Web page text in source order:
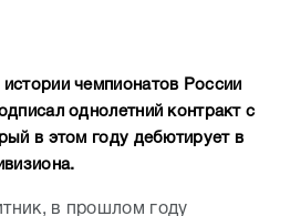
чемпионатов России
однолетний контракт с
в этом году дебютирует в
в прошлом году